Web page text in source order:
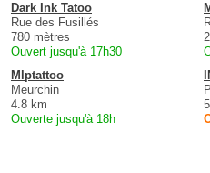
Dark Ink Tatoo
Rue des Fusillés
780 mètres
Ouvert jusqu'à 17h30
Mlptattoo
Meurchin
4.8 km
Ouverte jusqu'à 18h